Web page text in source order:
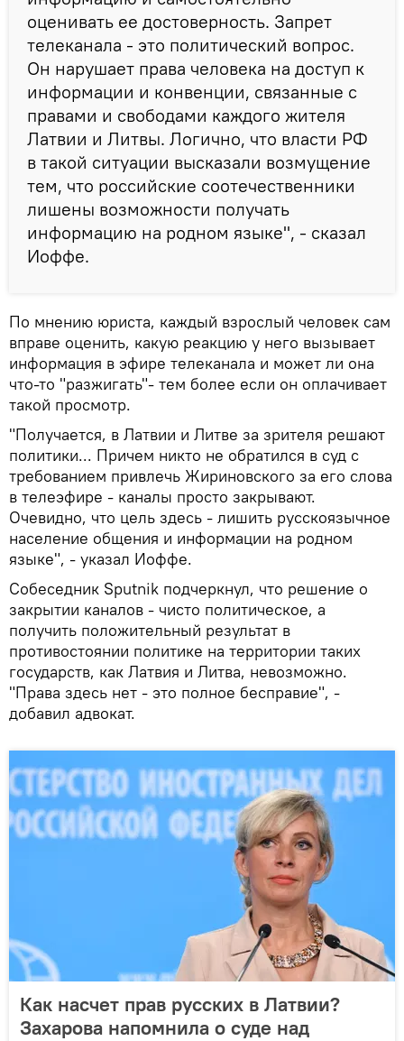
оценивать ее достоверность. Запрет
телеканала - это политический вопрос.
Он нарушает права человека на доступ к
информации и конвенции, связанные с
правами и свободами каждого жителя
Латвии и Литвы. Логично, что власти РФ
в такой ситуации высказали возмущение
тем, что российские соотечественники
лишены возможности получать
информацию на родном языке", - сказал
Иоффе.
По мнению юриста, каждый взрослый человек сам
вправе оценить, какую реакцию у него вызывает
информация в эфире телеканала и может ли она
что-то "разжигать"- тем более если он оплачивает
такой просмотр.
"Получается, в Латвии и Литве за зрителя решают
политики... Причем никто не обратился в суд с
требованием привлечь Жириновского за его слова
в телеэфире - каналы просто закрывают.
Очевидно, что цель здесь - лишить русскоязычное
население общения и информации на родном
языке", - указал Иоффе.
Собеседник Sputnik подчеркнул, что решение о
закрытии каналов - чисто политическое, а
получить положительный результат в
противостоянии политике на территории таких
государств, как Латвия и Литва, невозможно.
"Права здесь нет - это полное бесправие", -
добавил адвокат.
Как насчет прав русских в Латвии?
Захарова напомнила о суде над